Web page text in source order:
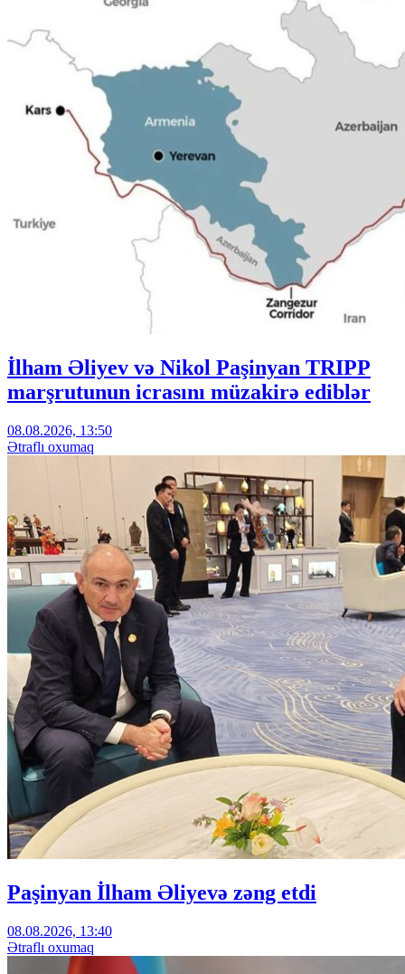
İlham Əliyev və Nikol Paşinyan TRIPP
marşrutunun icrasını müzakirə ediblər
08.08.2026, 13:50
Ətraflı oxumaq
Paşinyan İlham Əliyevə zəng etdi
08.08.2026, 13:40
Ətraflı oxumaq